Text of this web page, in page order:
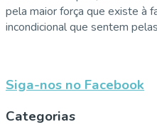
pela maior força que existe à
incondicional que sentem
Siga-nos no Facebook
Categorias